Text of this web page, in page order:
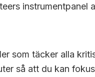
instrumentpanel
som täcker alla
så att du kan